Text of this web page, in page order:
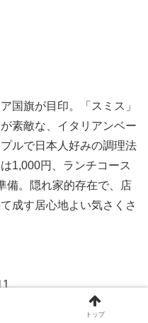
国旗が目印。「スミス」
素敵な、イタリアンベー
ルで日本人好みの調理法
1,000円、ランチコース
備。隠れ家的存在で、店
成す居心地よい気さくさ
トップ